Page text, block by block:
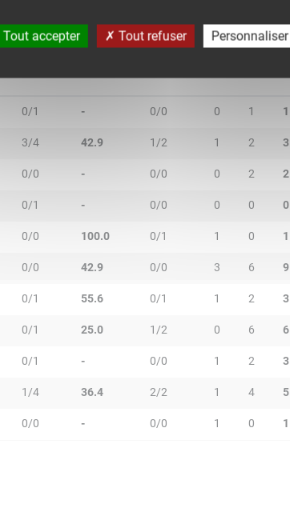
0/1 - 0/0 0 1 1
3/4 42.9 1/2 1 2 3
0/0 - 0/0 0 2 2
0/1 - 0/0 0 0 0
0/0 100.0 0/1 1 0 1
0/0 42.9 0/0 3 6 9
0/1 55.6 0/1 1 2 3
0/1 25.0 1/2 0 6 6
0/1 - 0/0 1 2 3
1/4 36.4 2/2 1 4 5
0/0 - 0/0 1 0 1
Tout accepter Tout refuser Personnaliser